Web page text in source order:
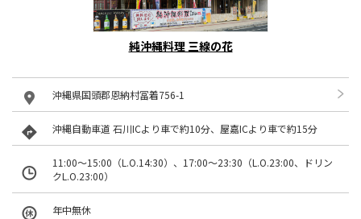
純沖縄料理 三線の花
沖縄県国頭郡恩納村冨着756-1
沖縄自動車道 石川ICより車で約10分、屋嘉ICより車で約15分
11:00～15:00（L.O.14:30）、17:00～23:30（L.O.23:00、ドリン
クL.O.23:00）
年中無休